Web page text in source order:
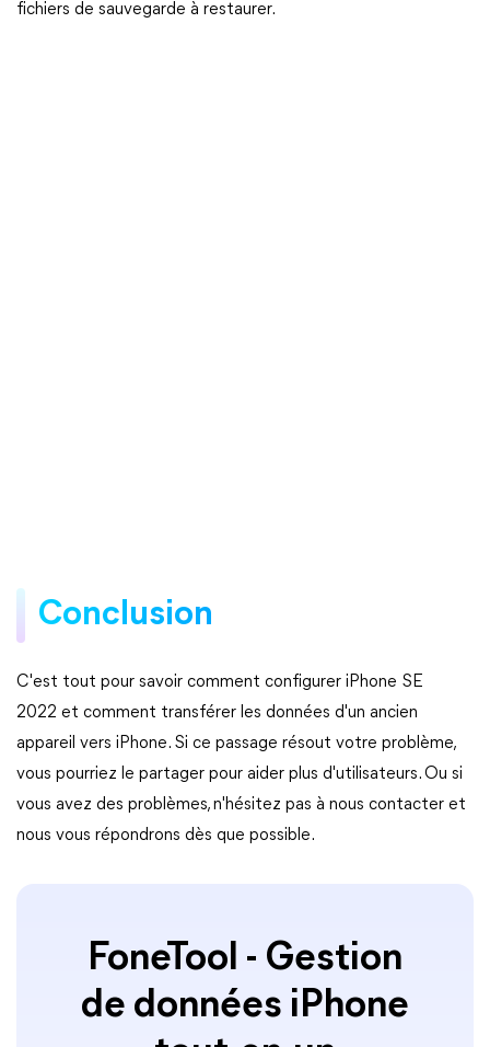
fichiers de sauvegarde à restaurer.
Conclusion
C'est tout pour savoir comment configurer iPhone SE
2022 et comment transférer les données d'un ancien
appareil vers iPhone. Si ce passage résout votre problème,
vous pourriez le partager pour aider plus d'utilisateurs. Ou si
vous avez des problèmes, n'hésitez pas à nous contacter et
nous vous répondrons dès que possible.
FoneTool - Gestion
de données iPhone